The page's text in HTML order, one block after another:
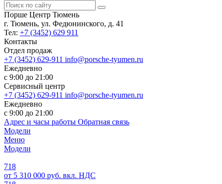
Порше Центр Тюмень
г. Тюмень, ул. Федюнинского, д. 41
Тел: +7 (3452) 629 911
Контакты
Отдел продаж
+7 (3452) 629-911 info@porsche-tyumen.ru
Ежедневно
с 9:00 до 21:00
Сервисный центр
+7 (3452) 629-911 info@porsche-tyumen.ru
Ежедневно
с 9:00 до 21:00
Адрес и часы работы Обратная связь
Модели
Меню
Модели
718
от 5 310 000 руб. вкл. НДС